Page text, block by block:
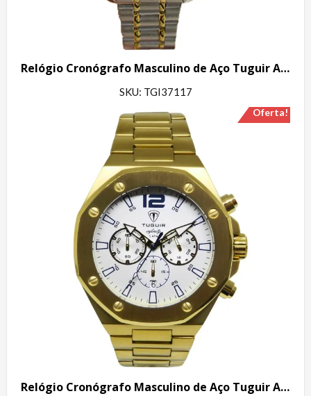
Relógio Cronógrafo Masculino de Aço Tuguir Analógico Infinity 23-2231 Prata e Dourado
SKU: TGI37117
Oferta!
Relógio Cronógrafo Masculino de Aço Tuguir Analógico Infinity GCS-1271 Dourado e Branco